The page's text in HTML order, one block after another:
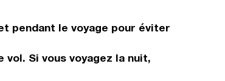
pendant le voyage pour éviter
Si vous voyagez la nuit,